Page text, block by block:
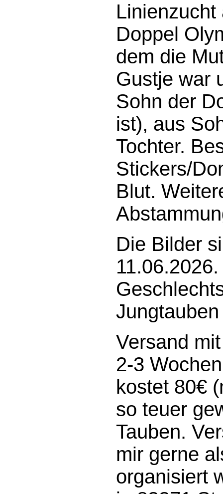
Doppel
dem die
Gustje war
Sohn der
ist), aus
Tochter.
Stickers/
Blut.
Die Bilder
Versand
2-3
kostet 80€
so teuer
Tauben.
mir gerne
organisiert